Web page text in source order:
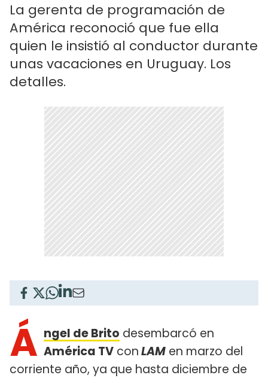
La gerenta de programación de
América reconoció que fue ella
quien le insistió al conductor durante
unas vacaciones en Uruguay. Los
detalles.
Á ngel de Brito desembarcó en
América TV conLAM en marzo del
corriente año, ya que hasta diciembre de